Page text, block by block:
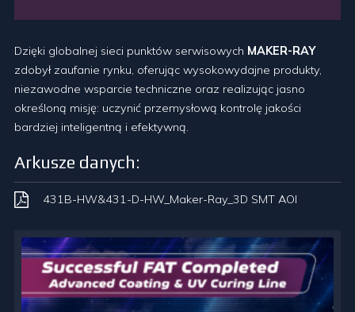
Dzięki globalnej sieci punktów serwisowych MAKER-RAY
zdobył zaufanie rynku, oferując wysokowydajne produkty,
niezawodne wsparcie techniczne oraz realizując jasno
określoną misję: uczynić przemysłową kontrolę jakości
bardziej inteligentną i efektywną.
Arkusze danych:
431B-HW&431-D-HW_Maker-Ray_3D SMT AOI